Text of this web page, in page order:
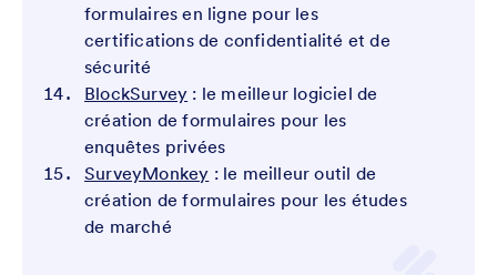
formulaires en ligne pour les
certifications de confidentialité et de
sécurité
BlockSurvey : le meilleur logiciel de
création de formulaires pour les
enquêtes privées
SurveyMonkey : le meilleur outil de
création de formulaires pour les études
de marché